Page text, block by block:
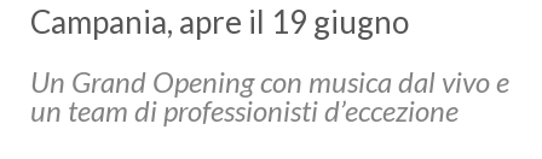
Campania, apre il 19 giugno
Un Grand Opening con musica dal vivo e
un team di professionisti d’eccezione